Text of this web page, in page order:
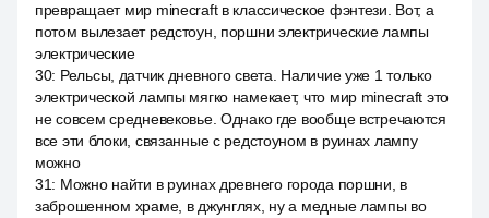
превращает мир minecraft в классическое фэнтези. Вот, а
потом вылезает редстоун, поршни электрические лампы
электрические
30: Рельсы, датчик дневного света. Наличие уже 1 только
электрической лампы мягко намекает, что мир minecraft это
не совсем средневековье. Однако где вообще встречаются
все эти блоки, связанные с редстоуном в руинах лампу
можно
31: Можно найти в руинах древнего города поршни, в
заброшенном храме, в джунглях, ну а медные лампы во